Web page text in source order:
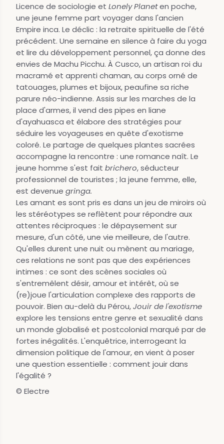
Licence de sociologie et Lonely Planeten poche,
une jeune femme part voyager dans l'ancien
Empire inca. Le déclic : la retraite spirituelle de l'été
précédent. Une semaine en silence à faire du yoga
et lire du développement personnel, ça donne des
envies de Machu Picchu. À Cusco, un artisan roi du
macramé et apprenti chaman, au corps orné de
tatouages, plumes et bijoux, peaufine sa riche
parure néo-indienne. Assis sur les marches de la
place d'armes, il vend des pipes en liane
d'ayahuasca et élabore des stratégies pour
séduire les voyageuses en quête d'exotisme
coloré. Le partage de quelques plantes sacrées
accompagne la rencontre : une romance naît. Le
jeune homme s'est fait brichero, séducteur
professionnel de touristes ; la jeune femme, elle,
est devenue gringa.
Les amant es sont pris es dans un jeu de miroirs où
les stéréotypes se reflètent pour répondre aux
attentes réciproques : le dépaysement sur
mesure, d'un côté, une vie meilleure, de l'autre.
Qu'elles durent une nuit ou mènent au mariage,
ces relations ne sont pas que des expériences
intimes : ce sont des scènes sociales où
s'entremêlent désir, amour et intérêt, où se
(re)joue l'articulation complexe des rapports de
pouvoir. Bien au-delà du Pérou,Jouir de l'exotisme
explore les tensions entre genre et sexualité dans
un monde globalisé et postcolonial marqué par de
fortes inégalités. L'enquêtrice, interrogeant la
dimension politique de l'amour, en vient à poser
une question essentielle : comment jouir dans
l'égalité ?
© Electre